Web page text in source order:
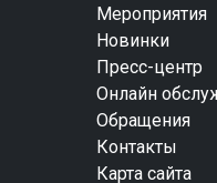
Мероприятия
Новинки
Пресс-центр
Онлайн
Обращения
Контакты
Карта сайта